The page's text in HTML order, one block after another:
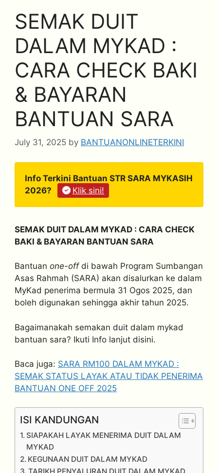
SEMAK DUIT
DALAM MYKAD :
CARA CHECK BAKI
& BAYARAN
BANTUAN SARA
July 31, 2025 by BANTUANONLINETERKINI
Info Terkini Bantuan STR SARA MYKASIH
2026?
Klik sini!
SEMAK DUIT DALAM MYKAD : CARA CHECK
BAKI & BAYARAN BANTUAN SARA
Bantuan one-off di bawah Program Sumbangan
Asas Rahmah (SARA) akan disalurkan ke dalam
MyKad penerima bermula 31 Ogos 2025, dan
boleh digunakan sehingga akhir tahun 2025.
Bagaimanakah semakan duit dalam mykad
bantuan sara? Ikuti Info lanjut disini.
Baca juga: SARA RM100 DALAM MYKAD :
SEMAK STATUS LAYAK ATAU TIDAK PENERIMA
BANTUAN ONE OFF 2025
ISI KANDUNGAN
SIAPAKAH LAYAK MENERIMA DUIT DALAM
MYKAD
KEGUNAAN DUIT DALAM MYKAD
TARIKH PENYALURAN DUIT DALAM MYKAD